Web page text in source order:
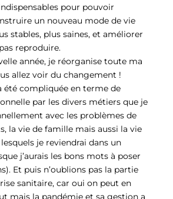
pour pouvoir
un nouveau mode de vie
stables, plus saines, et améliorer
reproduire.
année, je réorganise toute ma
allez voir du changement !
été compliquée en terme de
par les divers métiers que je
avec les problèmes de
la vie de famille mais aussi la vie
je reviendrai dans un
j’aurais les bons mots à poser
Et puis n’oublions pas la partie
sanitaire, car oui on peut en